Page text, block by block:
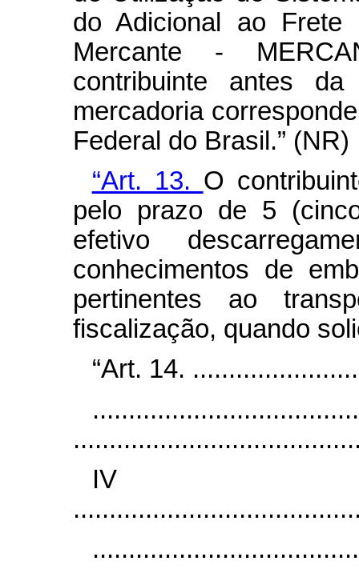
do Adicional ao Frete
Mercante -
contribuinte antes
mercadoria
Federal do Brasil.” (NR)
“Art. 13. O
pelo prazo de 5
efetivo
conhecimentos de
pertinentes ao
fiscalização, quando
“Art. 14.